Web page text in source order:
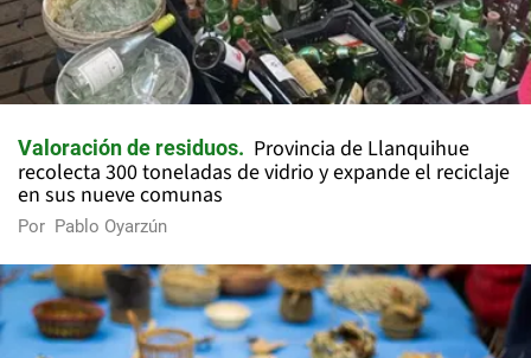
Valoración de residuos
Provincia de Llanquihue
recolecta 300 toneladas de vidrio y expande el reciclaje
en sus nueve comunas
Por Pablo Oyarzún